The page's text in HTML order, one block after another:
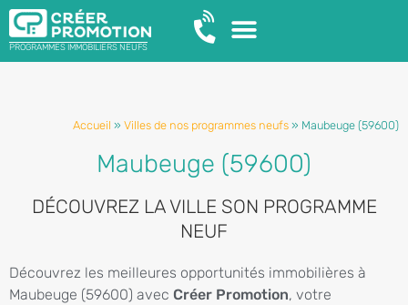
PROGRAMMES IMMOBILIERS NEUFS
Accueil » Villes de nos programmes neufs » Maubeuge (59600)
Maubeuge (59600)
DÉCOUVREZ LA VILLE SON PROGRAMME
NEUF
Découvrez les meilleures opportunités immobilières à
Maubeuge (59600) avec Créer Promotion, votre